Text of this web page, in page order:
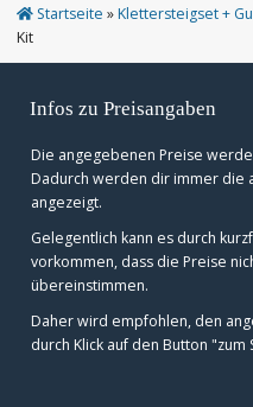
Startseite »Klettersteigset +
Kit
Infos zu Preisangaben
Die angegebenen Preise
Dadurch werden dir immer die
angezeigt.
Gelegentlich kann es durch
vorkommen, dass die Preise
übereinstimmen.
Daher wird empfohlen, den
durch Klick auf den Button